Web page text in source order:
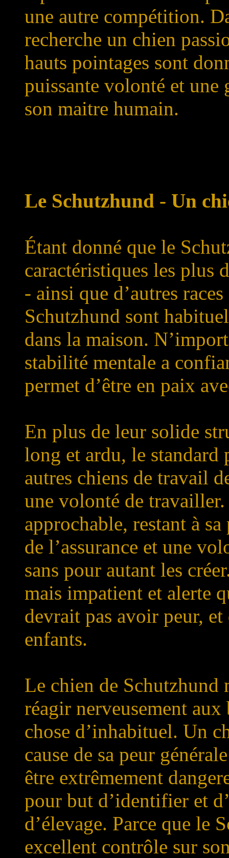
une autre compétition.
recherche un chien
hauts pointages sont
puissante volonté et
son maitre humain.
Le Schutzhund - Un
Étant donné que le
caractéristiques les plus
- ainsi que d’autres
Schutzhund sont
dans la maison.
stabilité mentale a
permet d’être en paix
En plus de leur solide
long et ardu, le standard
autres chiens de travail
une volonté de
approchable, restant à
de l’assurance et une
sans pour autant les
mais impatient et alerte
devrait pas avoir peur,
enfants.
Le chien de Schutzhund
réagir nerveusement
chose d’inhabituel. Un
cause de sa peur
être extrêmement
pour but d’identifier et
d’élevage. Parce que le
excellent contrôle sur